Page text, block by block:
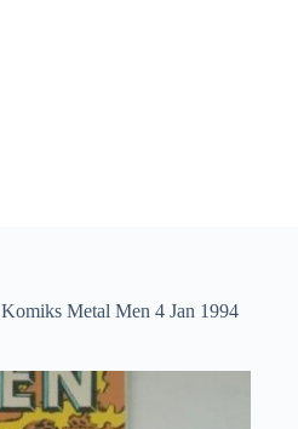
Komiks Metal Men 4 Jan 1994